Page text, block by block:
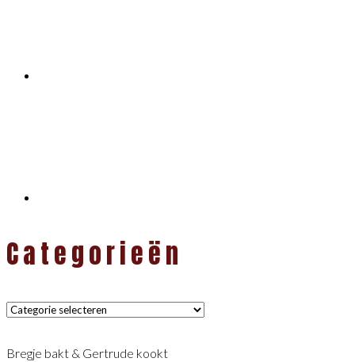
Categorieën
Categorieën
Bregje bakt & Gertrude kookt